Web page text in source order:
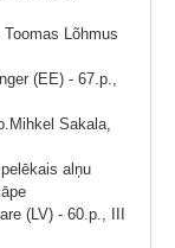
Lõhmus
(EE) - 67.p.,
Sakala,
alņu
(LV) - 60.p., III